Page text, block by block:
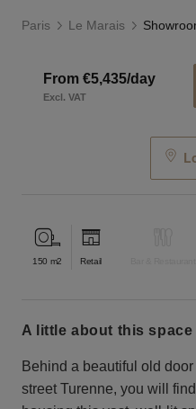
Paris Le Marais
From €5,435/day
Excl. VAT
150 m2 Retail
a little about this space
Behind a beautiful old
street Turenne, you will